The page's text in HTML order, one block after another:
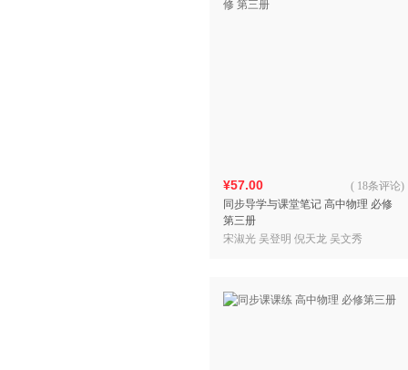
¥57.00
同步导学与课堂笔记 高中物理 必修
第三册
( 18条评论)
宋淑光 吴登明 倪天龙 吴文秀